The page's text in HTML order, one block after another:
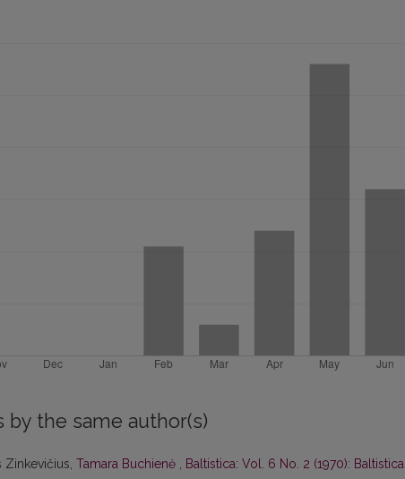
by the same author(s)
Zinkevičius, Tamara Buchienė , Baltistica: Vol. 6 No. 2 (1970): Baltistica